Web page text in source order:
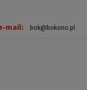
mail: bok@bokono.pl